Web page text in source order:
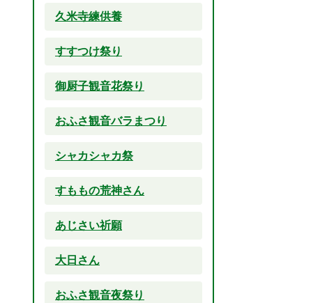
久米寺練供養
すすつけ祭り
御厨子観音花祭り
おふさ観音バラまつり
シャカシャカ祭
すももの荒神さん
あじさい祈願
大日さん
おふさ観音夜祭り